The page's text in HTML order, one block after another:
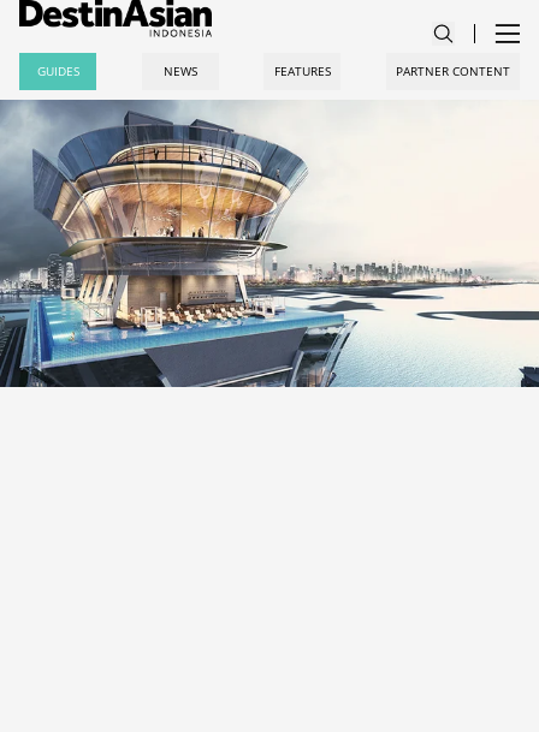
GUIDES NEWS FEATURES PARTNER CONTENT